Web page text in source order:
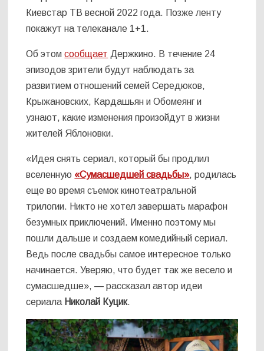
Киевстар ТВ весной 2022 года. Позже ленту
покажут на телеканале 1+1.
Об этомсообщает Держкино. В течение 24
эпизодов зрители будут наблюдать за
развитием отношений семей Середюков,
Крыжановских, Кардашьян и Обомеянг и
узнают, какие изменения произойдут в жизни
жителей Яблоновки.
«Идея снять сериал, который бы продлил
вселенную «Сумасшедшей свадьбы», родилась
еще во время съемок кинотеатральной
трилогии. Никто не хотел завершать марафон
безумных приключений. Именно поэтому мы
пошли дальше и создаем комедийный сериал.
Ведь после свадьбы самое интересное только
начинается. Уверяю, что будет так же весело и
сумасшедше», — рассказал автор идеи
сериала Николай Куцик.